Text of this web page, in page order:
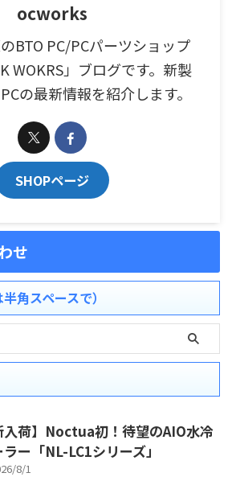
ocworks
BTO PC/PCパーツショップ
WOKRS」ブログです。新製
の最新情報を紹介します。
SHOPページ
せ
角スペースで）
入荷】Noctua初！待望のAIO水冷
ー「NL-LC1シリーズ」
8/1